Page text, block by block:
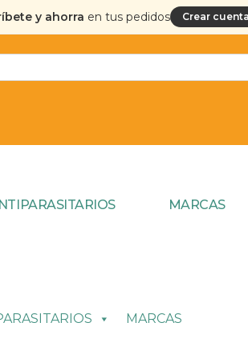
y ahorra en tus pedidos Crear
MARCAS
MARCAS